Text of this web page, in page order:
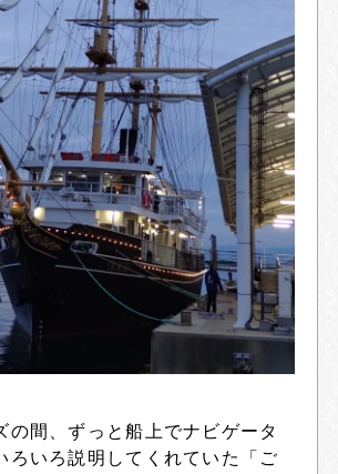
の間、ずっと船上でナビゲータ
ろいろ説明してくれていた「ご